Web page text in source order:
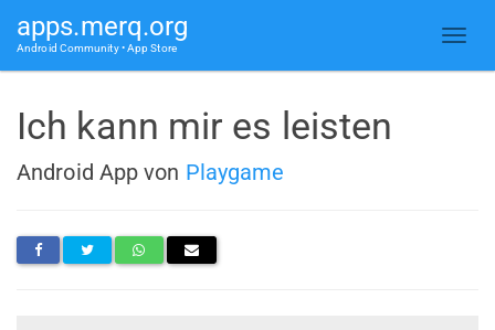
apps.merq.org
Android Community • App Store
Ich kann mir es leisten
Android App von Playgame